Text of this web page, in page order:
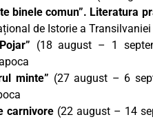
binele comun”. Literatura
de Istorie a Transilvaniei
(18 august – 1
minte” (27 august – 6
carnivore (22 august – 14